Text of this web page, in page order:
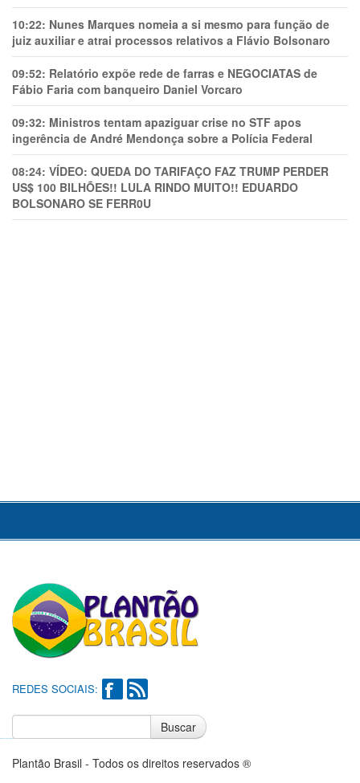
10:22: Nunes Marques nomeia a si mesmo para função de
juiz auxiliar e atrai processos relativos a Flávio Bolsonaro
09:52: Relatório expõe rede de farras e NEGOCIATAS de
Fábio Faria com banqueiro Daniel Vorcaro
09:32: Ministros tentam apaziguar crise no STF apos
ingerência de André Mendonça sobre a Polícia Federal
08:24: VÍDEO: QUEDA DO TARIFAÇO FAZ TRUMP PERDER
US$ 100 BILHÕES!! LULA RINDO MUITO!! EDUARDO
BOLSONARO SE FERR0U
REDES SOCIAIS:
Buscar
Plantão Brasil - Todos os direitos reservados ®